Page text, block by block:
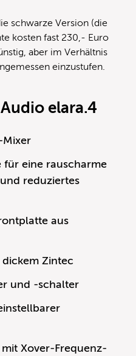
schwarze Version (die
kosten fast 230,- Euro
aber im Verhältnis
einzustufen.
elara.4
Mixer
für eine rauscharme
reduziertes
aus
dickem Zintec
und -schalter
Xover-Frequenz-